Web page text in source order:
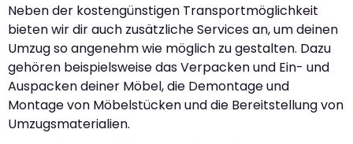
Neben der kostengünstigen Transportmöglichkeit
bieten wir dir auch zusätzliche Services an, um deinen
Umzug so angenehm wie möglich zu gestalten. Dazu
gehören beispielsweise das Verpacken und Ein- und
Auspacken deiner Möbel, die Demontage und
Montage von Möbelstücken und die Bereitstellung von
Umzugsmaterialien.